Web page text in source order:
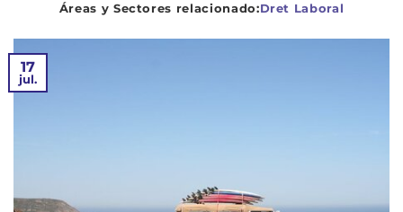
Dret Laboral
17
jul.